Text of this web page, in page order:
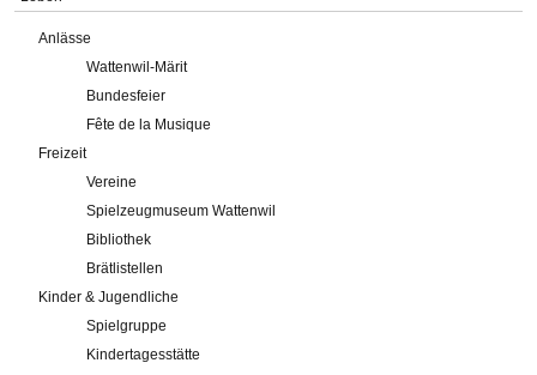
Anlässe
Wattenwil-Märit
Bundesfeier
Fête de la Musique
Freizeit
Vereine
Spielzeugmuseum Wattenwil
Bibliothek
Brätlistellen
Kinder & Jugendliche
Spielgruppe
Kindertagesstätte